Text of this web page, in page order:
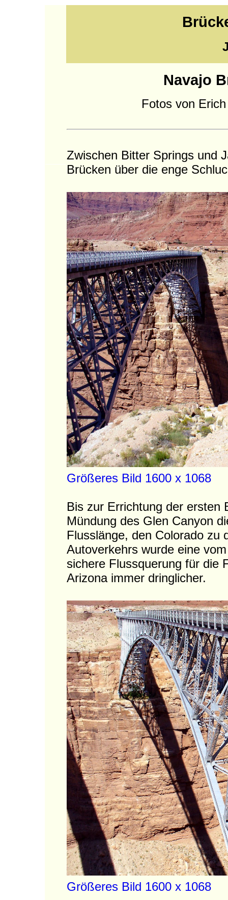
Navajo
Fotos von
Zwischen Bitter Springs und
Brücken über die enge
Größeres Bild 1600 x 1068
Bis zur Errichtung der ersten
Mündung des Glen Canyon
Flusslänge, den Colorado zu
Autoverkehrs wurde eine
sichere Flussquerung für die
Arizona immer dringlicher.
Größeres Bild 1600 x 1068